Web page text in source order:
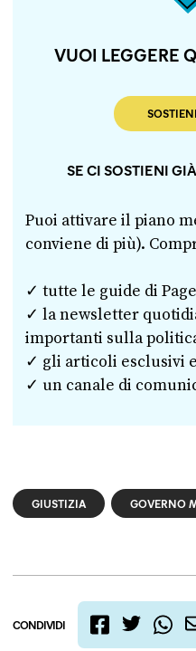
VUOI LEGGERE
SE CI SOSTIENI
Puoi attivare il piano
conviene di più).
✓ tutte le guide di
✓ la newsletter
importanti sulla
✓ gli articoli esclusivi
✓ un canale di
GIUSTIZIA GOVERNO
CONDIVIDI